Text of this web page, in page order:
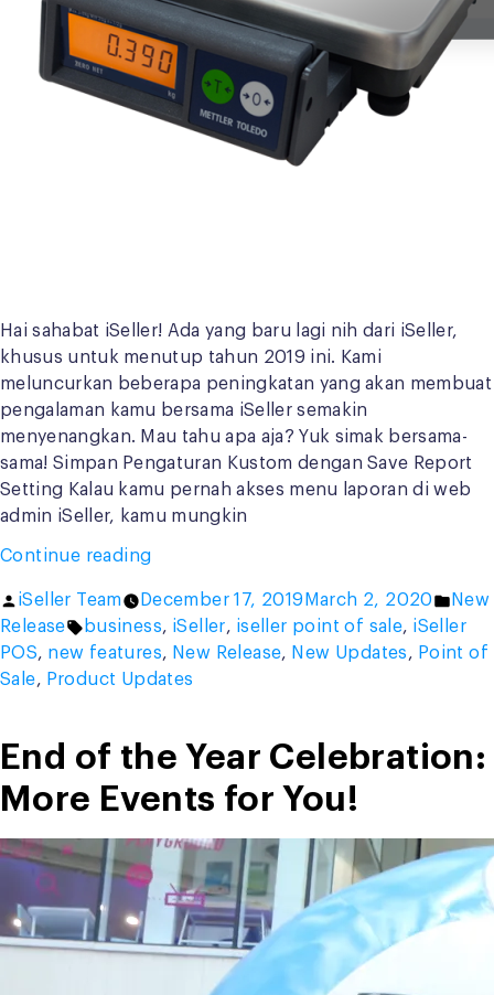
Hai sahabat iSeller! Ada yang baru lagi nih dari iSeller,
khusus untuk menutup tahun 2019 ini. Kami
meluncurkan beberapa peningkatan yang akan membuat
pengalaman kamu bersama iSeller semakin
menyenangkan. Mau tahu apa aja? Yuk simak bersama-
sama! Simpan Pengaturan Kustom dengan Save Report
Setting Kalau kamu pernah akses menu laporan di web
admin iSeller, kamu mungkin
Continue reading“Fitur
Peningkatan
Terbaru
untuk
Menutup
2019!”
Posted
by
iSeller Team December 17, 2019 March 2, 2020
in
New
Release
Tags:
business, iSeller, iseller point of sale, iSeller
POS, new features, New Release, New Updates, Point of
Sale, Product Updates
End of the Year Celebration:
More Events for You!